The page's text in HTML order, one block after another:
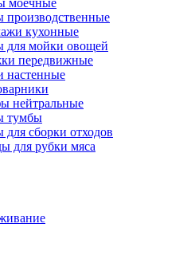
моечные
производственные
кухонные
для мойки овощей
передвижные
настенные
нейтральные
тумбы
для сборки отходов
для рубки мяса